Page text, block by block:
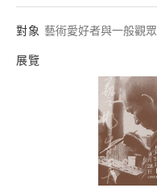
對象 藝術愛好者與一般觀眾
展覽